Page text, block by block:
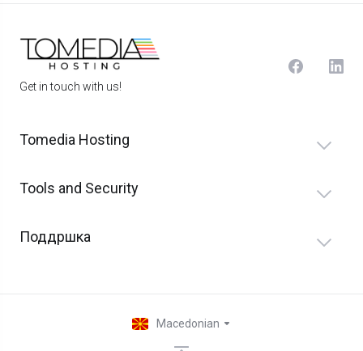
Get in touch with us!
Tomedia Hosting
Tools and Security
Поддршка
Macedonian